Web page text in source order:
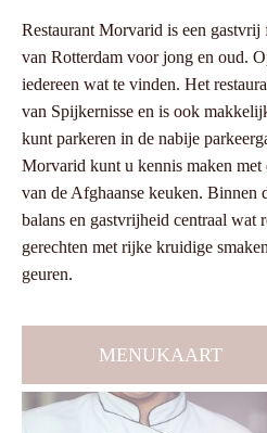
Restaurant Morvarid is een
van Rotterdam voor jong en oud.
iedereen wat te vinden. Het
van Spijkernisse en is ook
kunt parkeren in de nabije
Morvarid kunt u kennis maken met
van de Afghaanse keuken. Binnen
balans en gastvrijheid centraal wat
gerechten met rijke kruidige
geuren.
MENUKAART